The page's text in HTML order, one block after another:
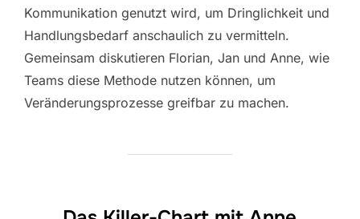
Kommunikation genutzt wird, um Dringlichkeit und
Handlungsbedarf anschaulich zu vermitteln.
Gemeinsam diskutieren Florian, Jan und Anne, wie
Teams diese Methode nutzen können, um
Veränderungsprozesse greifbar zu machen.